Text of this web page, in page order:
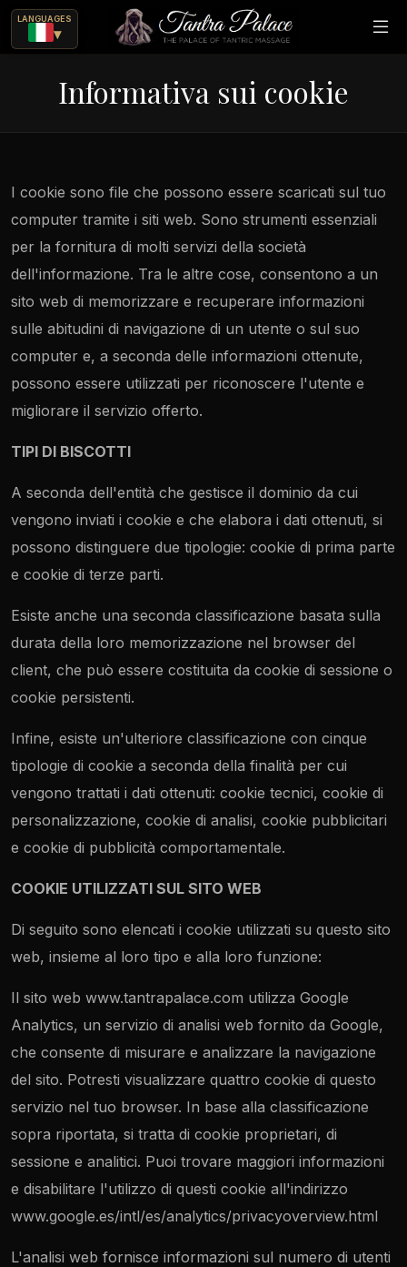
LANGUAGES
▾
tramite massaggi erotici?
Informativa sui cookie
I cookie sono file che possono essere scaricati sul tuo
computer tramite i siti web. Sono strumenti essenziali
per la fornitura di molti servizi della società
dell'informazione. Tra le altre cose, consentono a un
sito web di memorizzare e recuperare informazioni
sulle abitudini di navigazione di un utente o sul suo
computer e, a seconda delle informazioni ottenute,
possono essere utilizzati per riconoscere l'utente e
migliorare il servizio offerto.
TIPI DI BISCOTTI
A seconda dell'entità che gestisce il dominio da cui
vengono inviati i cookie e che elabora i dati ottenuti, si
possono distinguere due tipologie: cookie di prima parte
e cookie di terze parti.
Esiste anche una seconda classificazione basata sulla
durata della loro memorizzazione nel browser del
client, che può essere costituita da cookie di sessione o
cookie persistenti.
Infine, esiste un'ulteriore classificazione con cinque
tipologie di cookie a seconda della finalità per cui
vengono trattati i dati ottenuti: cookie tecnici, cookie di
personalizzazione, cookie di analisi, cookie pubblicitari
e cookie di pubblicità comportamentale.
COOKIE UTILIZZATI SUL SITO WEB
Di seguito sono elencati i cookie utilizzati su questo sito
web, insieme al loro tipo e alla loro funzione:
Il sito web www.tantrapalace.com utilizza Google
Analytics, un servizio di analisi web fornito da Google,
che consente di misurare e analizzare la navigazione
del sito. Potresti visualizzare quattro cookie di questo
servizio nel tuo browser. In base alla classificazione
sopra riportata, si tratta di cookie proprietari, di
sessione e analitici. Puoi trovare maggiori informazioni
e disabilitare l'utilizzo di questi cookie all'indirizzo
www.google.es/intl/es/analytics/privacyoverview.html
L'analisi web fornisce informazioni sul numero di utenti